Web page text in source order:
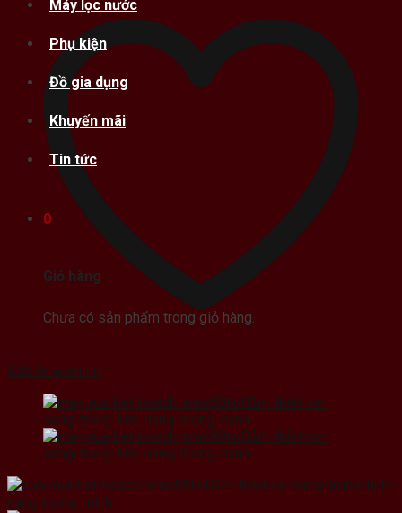
Máy lọc nước
Phụ kiện
Đồ gia dụng
Khuyến mãi
Tin tức
0
Giỏ hàng
Chưa có sản phẩm trong giỏ hàng.
Add to wishlist